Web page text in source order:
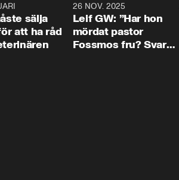
sälja
att ha råd
26 NOV. 2025
Leif GW: ”Har hon
mördat pastor
Fossmos fru? Svar